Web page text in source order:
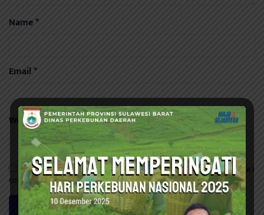
Name*
Email*
Website
Save my name, email, and website in this browser for the next time I
comment.